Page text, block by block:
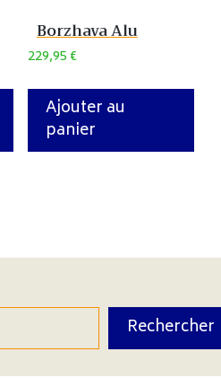
Borzhava Alu
229,95€
Ajouter au
panier
Rechercher